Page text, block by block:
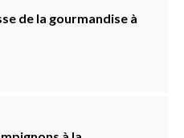
de la gourmandise à